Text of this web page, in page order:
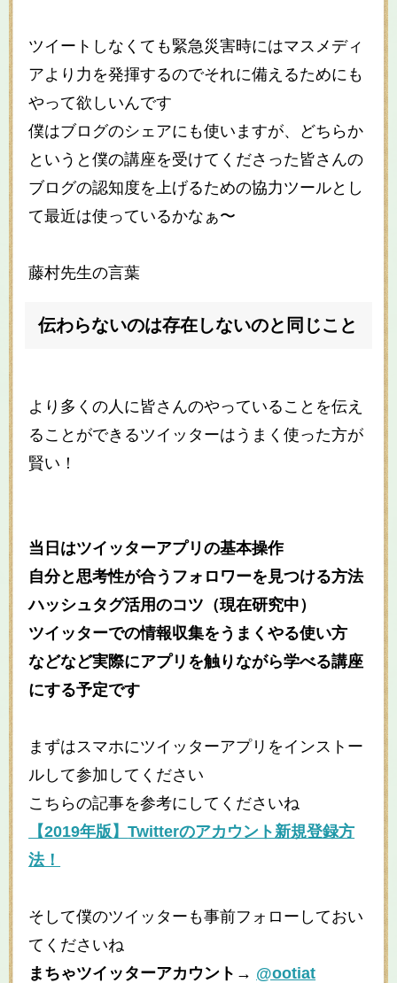
ツイートしなくても緊急災害時にはマスメディ
アより力を発揮するのでそれに備えるためにも
やって欲しいんです
僕はブログのシェアにも使いますが、どちらか
というと僕の講座を受けてくださった皆さんの
ブログの認知度を上げるための協力ツールとし
て最近は使っているかなぁ〜
藤村先生の言葉
伝わらないのは存在しないのと同じこと
より多くの人に皆さんのやっていることを伝え
ることができるツイッターはうまく使った方が
賢い！
当日はツイッターアプリの基本操作
自分と思考性が合うフォロワーを見つける方法
ハッシュタグ活用のコツ（現在研究中）
ツイッターでの情報収集をうまくやる使い方
などなど実際にアプリを触りながら学べる講座
にする予定です
まずはスマホにツイッターアプリをインストー
ルして参加してください
こちらの記事を参考にしてくださいね
【2019年版】Twitterのアカウント新規登録方
法！
そして僕のツイッターも事前フォローしておい
てくださいね
まちゃツイッターアカウント→ @ootiat